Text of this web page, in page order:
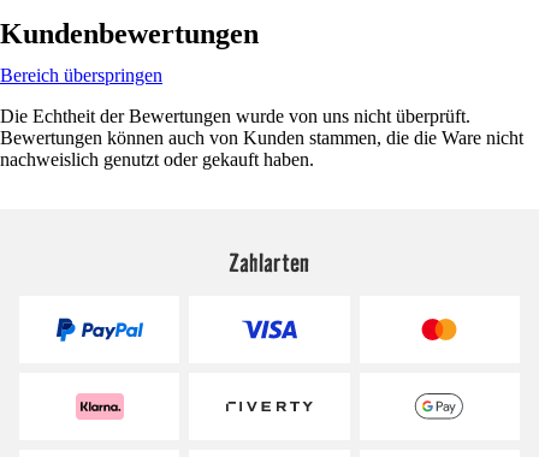
Kundenbewertungen
Bereich überspringen
Die Echtheit der Bewertungen wurde von uns nicht überprüft.
Bewertungen können auch von Kunden stammen, die die Ware nicht
nachweislich genutzt oder gekauft haben.
Zahlarten